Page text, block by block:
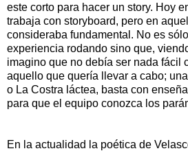
este corto para hacer un story. Hoy
trabaja con storyboard, pero en
consideraba fundamental. No es
experiencia rodando sino que,
imagino que no debía ser nada fácil
aquello que quería llevar a cabo;
o La Costra láctea, basta con
para que el equipo conozca los
En la actualidad la poética de